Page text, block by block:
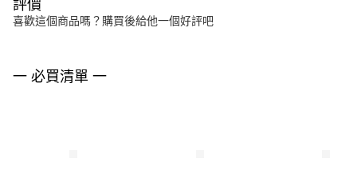
評價
喜歡這個商品嗎？購買後給他一個好評吧
一 必買清單 一